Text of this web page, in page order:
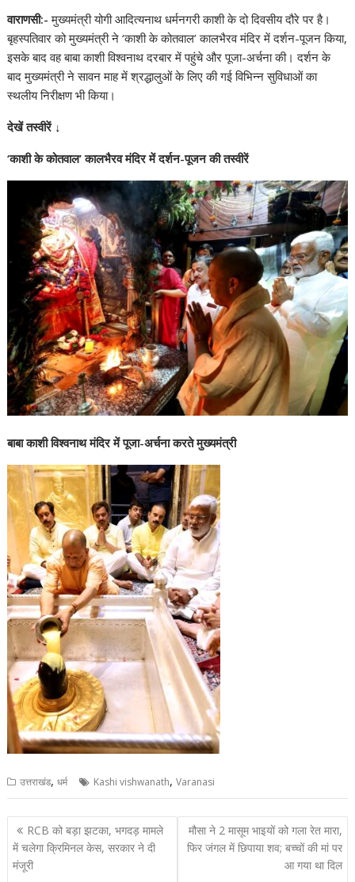
at
s
A
p
p
e
b
o
o
e
gr
a
k
e
dI
er
e
st
d
di
t
a
p
c
p
y
Li
ar
e
वाराणसी:- मुख्यमंत्री योगी आदित्यनाथ धर्मनगरी काशी के दो दिवसीय दौरे पर है।
बृहस्पतिवार को मुख्यमंत्री ने ‘काशी के कोतवाल’ कालभैरव मंदि‍र में दर्शन-पूजन किया,
इसके बाद वह बाबा काशी विश्वनाथ दरबार में पहुंचे और पूजा-अर्चना की। दर्शन के
बाद मुख्यमंत्री ने सावन माह में श्रद्धालुओं के लिए की गई विभिन्न सुविधाओं का
स्थलीय निरीक्षण भी किया।
देखें तस्वीरें ↓
‘काशी के कोतवाल’ कालभैरव मंदि‍र में दर्शन-पूजन की तस्वीरें
बाबा काशी विश्वनाथ मंदिर में पूजा-अर्चना करते मुख्यमंत्री
उत्तराखंड,धर्म Kashi vishwanath,Varanasi
Post
navigation
RCB को बड़ा झटका, भगदड़ मामले
में चलेगा क्रिमिनल केस, सरकार ने दी
मंजूरी
मौसा ने 2 मासूम भाइयों को गला रेत मारा,
फिर जंगल में छिपाया शव; बच्चों की मां पर
आ गया था दिल